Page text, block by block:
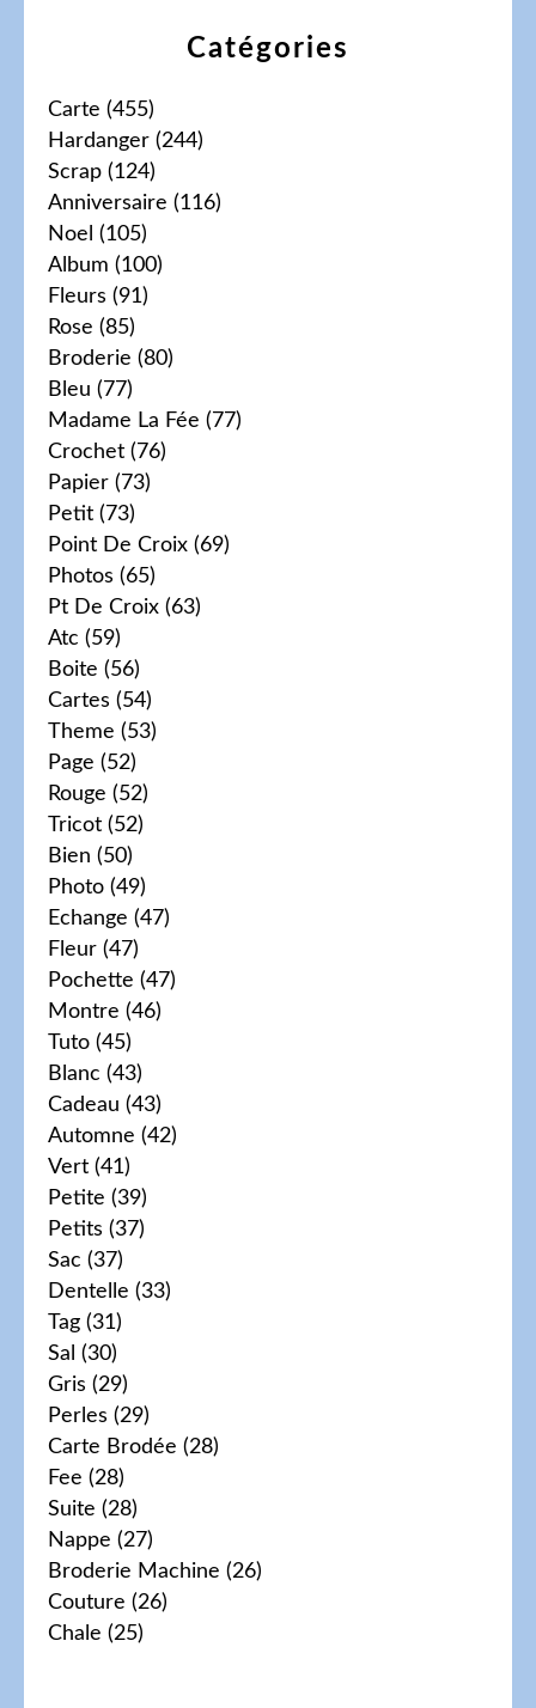
Catégories
Carte (455)
Hardanger (244)
Scrap (124)
Anniversaire (116)
Noel (105)
Album (100)
Fleurs (91)
Rose (85)
Broderie (80)
Bleu (77)
Madame La Fée (77)
Crochet (76)
Papier (73)
Petit (73)
Point De Croix (69)
Photos (65)
Pt De Croix (63)
Atc (59)
Boite (56)
Cartes (54)
Theme (53)
Page (52)
Rouge (52)
Tricot (52)
Bien (50)
Photo (49)
Echange (47)
Fleur (47)
Pochette (47)
Montre (46)
Tuto (45)
Blanc (43)
Cadeau (43)
Automne (42)
Vert (41)
Petite (39)
Petits (37)
Sac (37)
Dentelle (33)
Tag (31)
Sal (30)
Gris (29)
Perles (29)
Carte Brodée (28)
Fee (28)
Suite (28)
Nappe (27)
Broderie Machine (26)
Couture (26)
Chale (25)